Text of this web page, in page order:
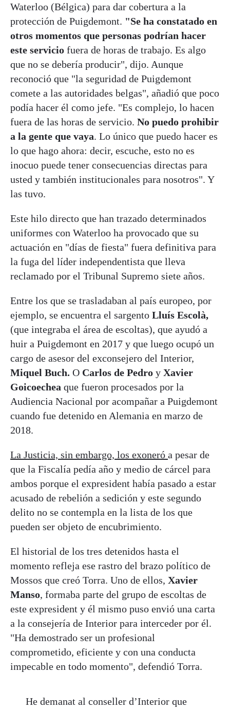
Waterloo (Bélgica) para dar cobertura a la
protección de Puigdemont. "Se ha constatado en
otros momentos que personas podrían hacer
este servicio fuera de horas de trabajo. Es algo
que no se debería producir", dijo. Aunque
reconoció que "la seguridad de Puigdemont
comete a las autoridades belgas", añadió que poco
podía hacer él como jefe. "Es complejo, lo hacen
fuera de las horas de servicio. No puedo prohibir
a la gente que vaya. Lo único que puedo hacer es
lo que hago ahora: decir, escuche, esto no es
inocuo puede tener consecuencias directas para
usted y también institucionales para nosotros". Y
las tuvo.
Este hilo directo que han trazado determinados
uniformes con Waterloo ha provocado que su
actuación en "días de fiesta" fuera definitiva para
la fuga del líder independentista que lleva
reclamado por el Tribunal Supremo siete años.
Entre los que se trasladaban al país europeo, por
ejemplo, se encuentra el sargento Lluís Escolà,
(que integraba el área de escoltas), que ayudó a
huir a Puigdemont en 2017 y que luego ocupó un
cargo de asesor del exconsejero del Interior,
Miquel Buch. O Carlos de Pedro y Xavier
Goicoechea que fueron procesados por la
Audiencia Nacional por acompañar a Puigdemont
cuando fue detenido en Alemania en marzo de
2018.
La Justicia, sin embargo, los exoneró a pesar de
que la Fiscalía pedía año y medio de cárcel para
ambos porque el expresident había pasado a estar
acusado de rebelión a sedición y este segundo
delito no se contempla en la lista de los que
pueden ser objeto de encubrimiento.
El historial de los tres detenidos hasta el
momento refleja ese rastro del brazo político de
Mossos que creó Torra. Uno de ellos, Xavier
Manso, formaba parte del grupo de escoltas de
este expresident y él mismo puso envió una carta
a la consejería de Interior para interceder por él.
"Ha demostrado ser un profesional
comprometido, eficiente y con una conducta
impecable en todo momento", defendió Torra.
He demanat al conseller d’Interior que